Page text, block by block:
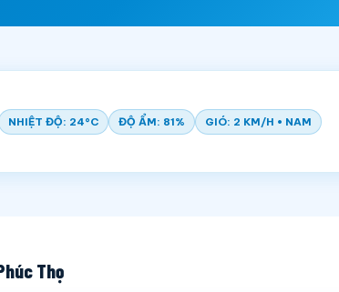
NHIỆT ĐỘ: 24°C ĐỘ ẨM: 81% GIÓ: 2 KM/H • NAM
Thọ